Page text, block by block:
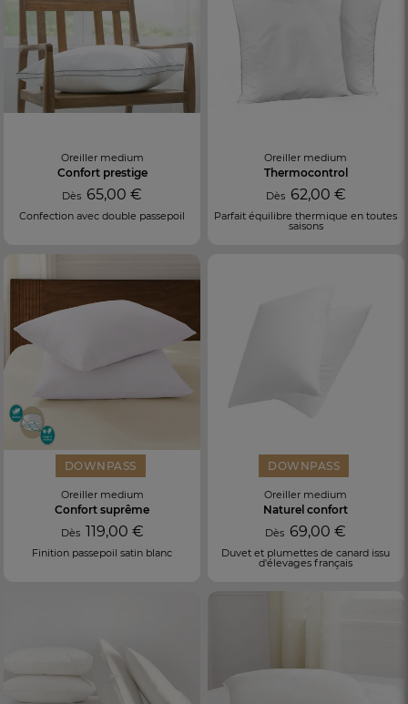
Oreiller medium
Confort prestige
Dès 65,00 €
Confection avec double passepoil
Oreiller medium
Thermocontrol
Dès 62,00 €
Parfait équilibre thermique en toutes
saisons
DOWNPASS
Oreiller medium
Confort suprême
Dès 119,00 €
Finition passepoil satin blanc
DOWNPASS
Oreiller medium
Naturel confort
Dès 69,00 €
Duvet et plumettes de canard issu
d'élevages français